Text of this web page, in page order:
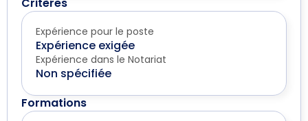
Critères
Expérience pour le poste
Expérience exigée
Expérience dans le Notariat
Non spécifiée
Formations